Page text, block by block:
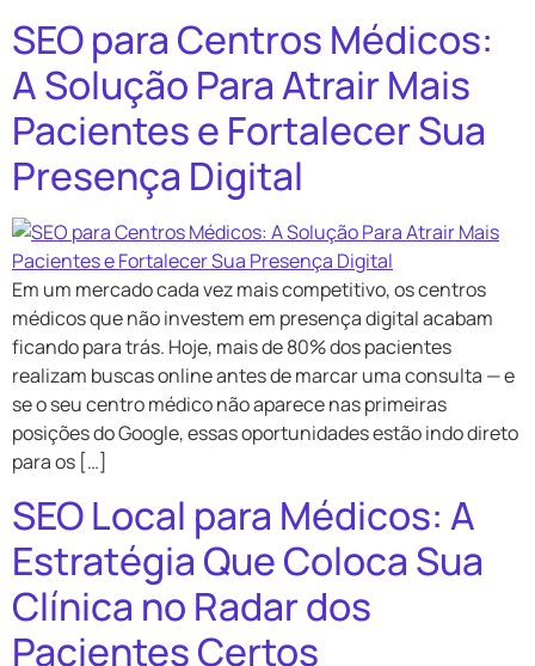
SEO para Centros Médicos:
A Solução Para Atrair Mais
Pacientes e Fortalecer Sua
Presença Digital
Em um mercado cada vez mais competitivo, os centros
médicos que não investem em presença digital acabam
ficando para trás. Hoje, mais de 80% dos pacientes
realizam buscas online antes de marcar uma consulta — e
se o seu centro médico não aparece nas primeiras
posições do Google, essas oportunidades estão indo direto
para os […]
SEO Local para Médicos: A
Estratégia Que Coloca Sua
Clínica no Radar dos
Pacientes Certos